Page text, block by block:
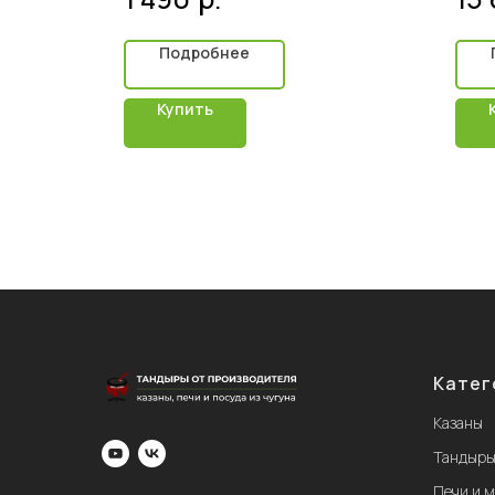
Подробнее
Купить
Казаны
Тандыры